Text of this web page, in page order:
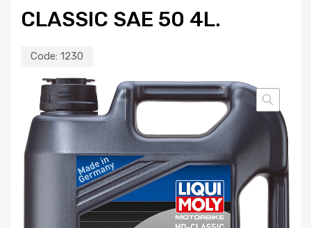
CLASSIC SAE 50 4L.
Code: 1230